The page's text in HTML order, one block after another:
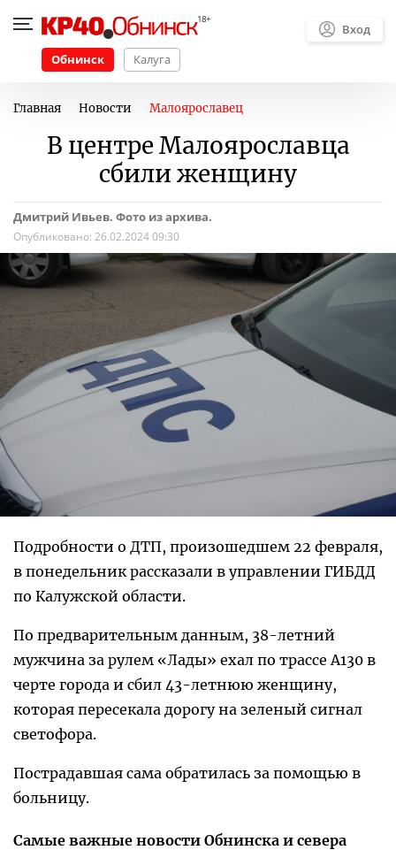
Обнинск Калуга
Вход
Главная Новости Малоярославец
В центре Малоярославца
сбили женщину
Дмитрий Ивьев. Фото из архива.
Опубликовано: 26.02.2024 09:30
Подробности о ДТП, произошедшем 22 февраля,
в понедельник рассказали в управлении ГИБДД
по Калужской области.
По предварительным данным, 38-летний
мужчина за рулем «Лады» ехал по трассе А130 в
черте города и сбил 43-летнюю женщину,
которая пересекала дорогу на зеленый сигнал
светофора.
Пострадавшая сама обратилась за помощью в
больницу.
Самые важные новости Обнинска и севера